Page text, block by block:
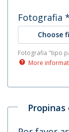
Fotografia *
Choose
Fotografia "tipo
More